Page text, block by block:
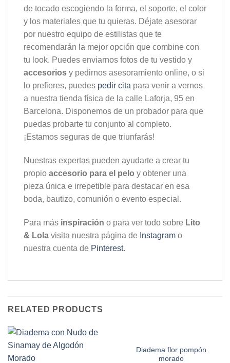
de tocado escogiendo la forma, el soporte, el color
y los materiales que tu quieras. Déjate asesorar
por nuestro equipo de estilistas que te
recomendarán la mejor opción que combine con
tu look. Puedes enviarnos fotos de tu vestido y
accesorios y pedirnos asesoramiento online, o si
lo prefieres, puedes pedir cita para venir a vernos
a nuestra tienda física de la calle Laforja, 95 en
Barcelona. Disponemos de un probador para que
puedas probarte tu conjunto al completo.
¡Estamos seguras de que triunfarás!
Nuestras expertas pueden ayudarte a crear tu
propio accesorio para el pelo y obtener una
pieza única e irrepetible para destacar en esa
boda, bautizo, comunión o evento especial.
Para más inspiración o para ver todo sobre Lito
& Lola visita nuestra página de Instagram o
nuestra cuenta de Pinterest.
RELATED PRODUCTS
Diadema flor pompón
morado